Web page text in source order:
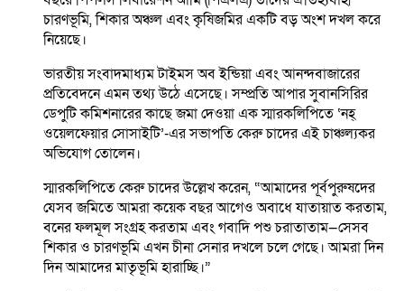
চারণভূমি, শিকার অঞ্চল এবং কৃষিজমির একটি বড় অংশ দখল করে
নিয়েছে।
ভারতীয় সংবাদমাধ্যম টাইমস অব ইন্ডিয়া এবং আনন্দবাজারের
প্রতিবেদনে এমন তথ্য উঠে এসেছে। সম্প্রতি আপার সুবানসিরির
ডেপুটি কমিশনারের কাছে জমা দেওয়া এক স্মারকলিপিতে ‘নহ্
ওয়েলফেয়ার সোসাইটি’-এর সভাপতি কেরু চাদের এই চাঞ্চল্যকর
অভিযোগ তোলেন।
স্মারকলিপিতে কেরু চাদের উল্লেখ করেন, “আমাদের পূর্বপুরুষদের
যেসব জমিতে আমরা কয়েক বছর আগেও অবাধে যাতায়াত করতাম,
বনের ফলমূল সংগ্রহ করতাম এবং গবাদি পশু চরাতাতাম—সেসব
শিকার ও চারণভূমি এখন চীনা সেনার দখলে চলে গেছে। আমরা দিন
দিন আমাদের মাতৃভূমি হারাচ্ছি।”